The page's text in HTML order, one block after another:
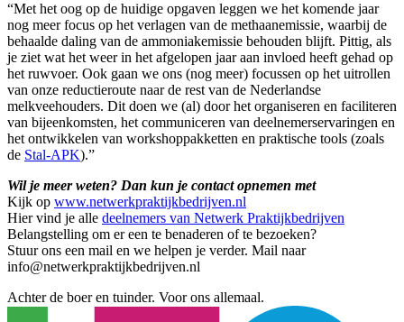
“Met het oog op de huidige opgaven leggen we het komende jaar
nog meer focus op het verlagen van de methaanemissie, waarbij de
behaalde daling van de ammoniakemissie behouden blijft. Pittig, als
je ziet wat het weer in het afgelopen jaar aan invloed heeft gehad op
het ruwvoer. Ook gaan we ons (nog meer) focussen op het uitrollen
van onze reductieroute naar de rest van de Nederlandse
melkveehouders. Dit doen we (al) door het organiseren en faciliteren
van bijeenkomsten, het communiceren van deelnemerservaringen en
het ontwikkelen van workshoppakketten en praktische tools (zoals
de Stal-APK).”
Wil je meer weten? Dan kun je contact opnemen met
Kijk op www.netwerkpraktijkbedrijven.nl
Hier vind je alle deelnemers van Netwerk Praktijkbedrijven
Belangstelling om er een te benaderen of te bezoeken?
Stuur ons een mail en we helpen je verder. Mail naar
info@netwerkpraktijkbedrijven.nl
Achter de boer en tuinder. Voor ons allemaal.